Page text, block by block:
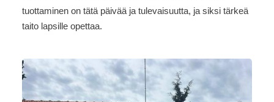
tuottaminen on tätä päivää ja tulevaisuutta, ja siksi tärkeä
taito lapsille opettaa.